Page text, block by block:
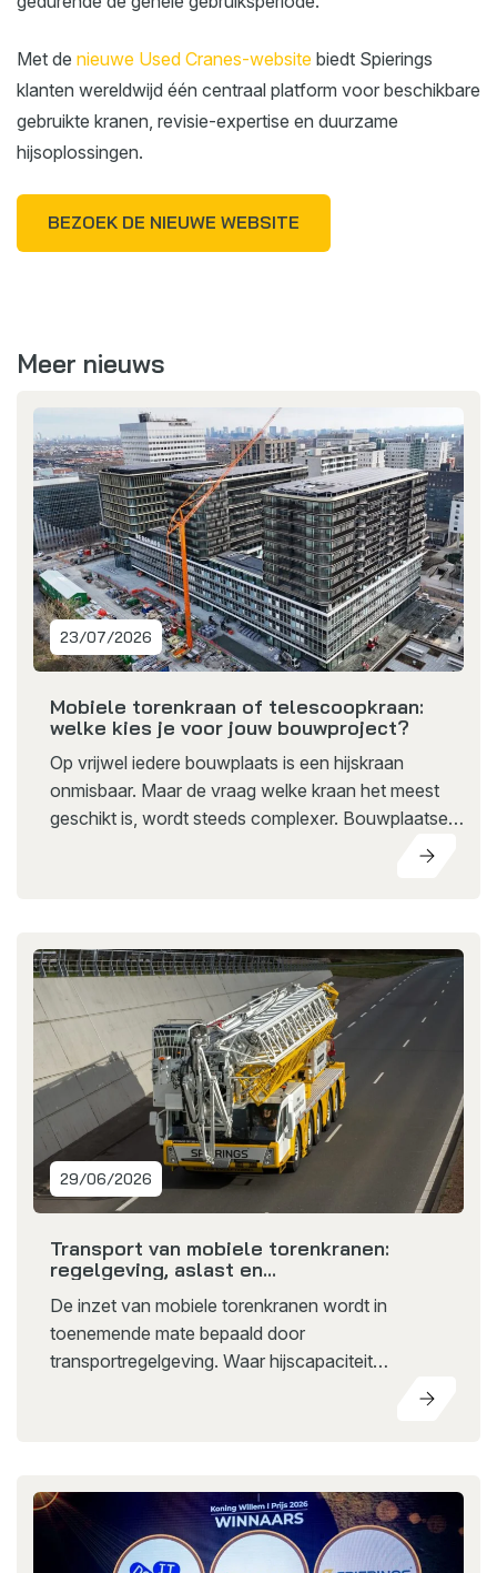
Met de nieuwe Used Cranes-website biedt Spierings
klanten wereldwijd één centraal platform voor beschikbare
gebruikte kranen, revisie-expertise en duurzame
hijsoplossingen.
BEZOEK DE NIEUWE WEBSITE
Meer nieuws
23/07/2026
Mobiele torenkraan of telescoopkraan:
welke kies je voor jouw bouwproject?
Op vrijwel iedere bouwplaats is een hijskraan
onmisbaar. Maar de vraag welke kraan het meest
geschikt is, wordt steeds complexer. Bouwplaatsen
worden compacter, projecten volgen elkaar sneller
29/06/2026
Transport van mobiele torenkranen:
regelgeving, aslast en
De inzet van mobiele torenkranen wordt in
toenemende mate bepaald door
transportregelgeving. Waar hijscapaciteit
traditioneel leidend was, spelen vandaag de dag